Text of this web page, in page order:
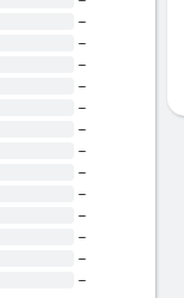
~
~
~
~
~
~
~
~
~
~
~
~
~